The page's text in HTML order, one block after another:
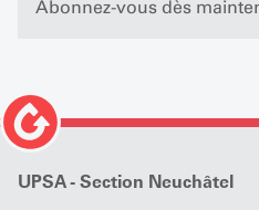
Abonnez-vous dès
UPSA - Section Neuchâtel